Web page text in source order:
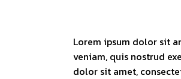
Lorem ipsum dolor sit
veniam, quis nostrud
dolor sit amet,